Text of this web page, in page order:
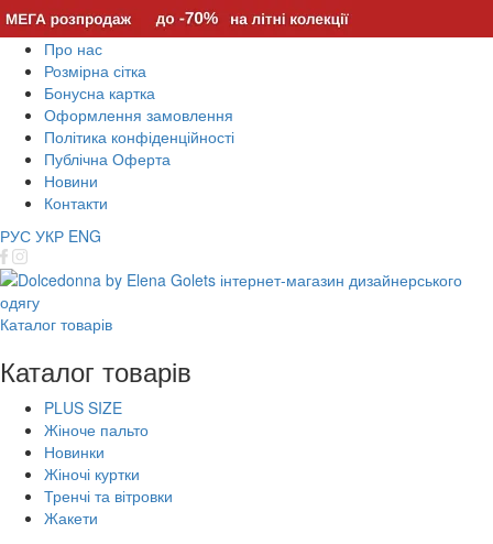
Про нас
Розмірна сітка
Бонусна картка
Оформлення замовлення
Політика конфіденційності
Публічна Оферта
Новини
Контакти
РУС УКР ENG
Каталог товарів
Каталог товарів
PLUS SIZE
Жіноче пальто
Новинки
Жіночі куртки
Тренчі та вітровки
Жакети